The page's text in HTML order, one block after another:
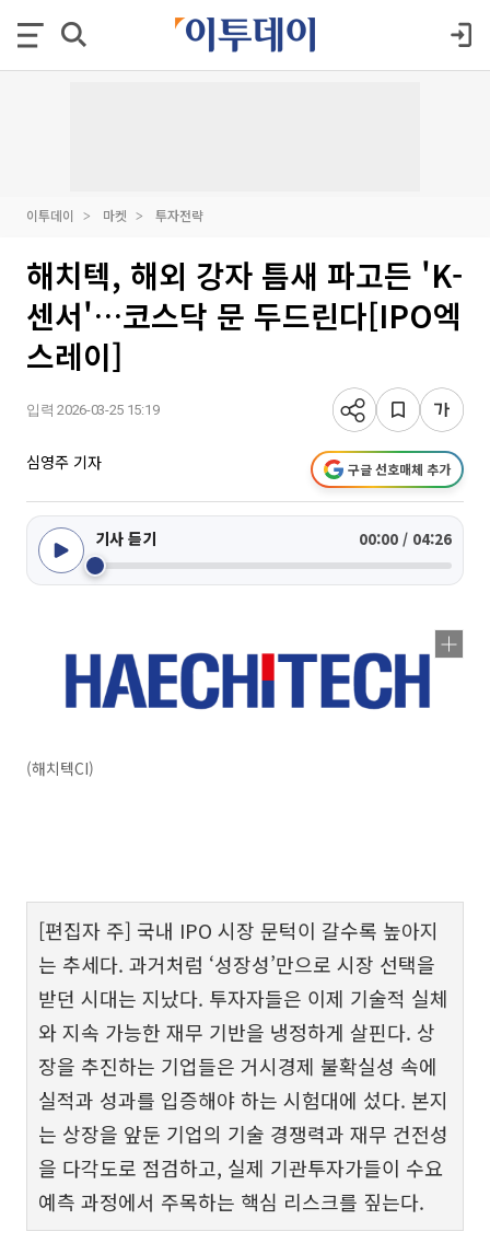
이투데이 마켓 투자전략
해치텍, 해외 강자 틈새 파고든 'K-
센서'…코스닥 문 두드린다[IPO엑
스레이]
입력 2026-03-25 15:19
심영주 기자 구글 선호매체 추가
기사 듣기 00:00 / 04:26
(해치텍CI)
[편집자 주] 국내 IPO 시장 문턱이 갈수록 높아지
는 추세다. 과거처럼 ‘성장성’만으로 시장 선택을
받던 시대는 지났다. 투자자들은 이제 기술적 실체
와 지속 가능한 재무 기반을 냉정하게 살핀다. 상
장을 추진하는 기업들은 거시경제 불확실성 속에
실적과 성과를 입증해야 하는 시험대에 섰다. 본지
는 상장을 앞둔 기업의 기술 경쟁력과 재무 건전성
을 다각도로 점검하고, 실제 기관투자가들이 수요
예측 과정에서 주목하는 핵심 리스크를 짚는다.